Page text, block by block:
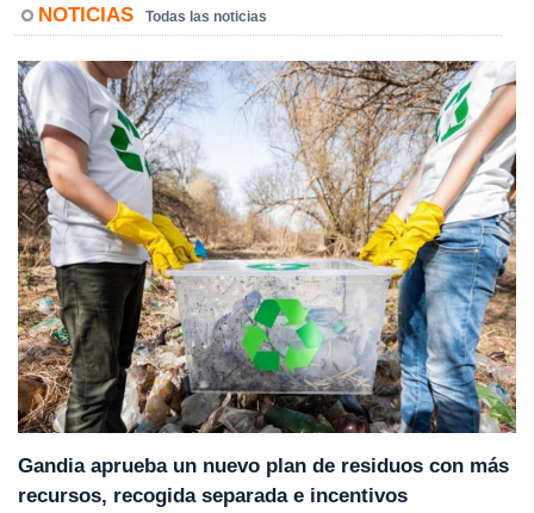
NOTICIAS Todas las noticias
Gandia aprueba un nuevo plan de residuos con más
recursos, recogida separada e incentivos